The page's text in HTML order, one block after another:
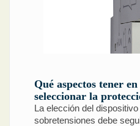
Qué aspectos tener
seleccionar la
La elección del
sobretensiones debe